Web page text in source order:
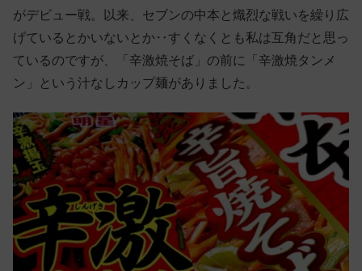
がデビュー戦。以来、セブンの中本と熾烈な戦いを繰り広
げているとかいないとか‥すくなくとも私は互角だと思っ
ているのですが、「辛激焼そば」の前に「辛激焼タンメ
ン」という汁なしカップ麺がありました。